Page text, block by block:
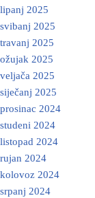
lipanj 2025
svibanj 2025
travanj 2025
ožujak 2025
veljača 2025
siječanj 2025
prosinac 2024
studeni 2024
listopad 2024
rujan 2024
kolovoz 2024
srpanj 2024